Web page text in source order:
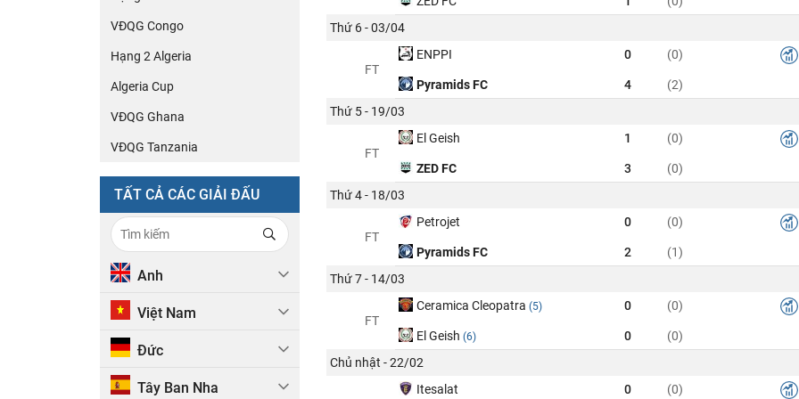
VĐQG Congo
Hạng 2 Algeria
Algeria Cup
VĐQG Ghana
VĐQG Tanzania
TẤT CẢ CÁC GIẢI ĐẤU
Anh
Việt Nam
Đức
Tây Ban Nha
Thứ 6 - 03/04
FT
ENPPI 0 (0)
Pyramids FC 4
(2)
Thứ 5 - 19/03
FT
El Geish 1 (0)
ZED FC 3
(0)
Thứ 4 - 18/03
FT
Petrojet 0 (0)
Pyramids FC 2
(1)
Thứ 7 - 14/03
FT
Ceramica Cleopatra (5) 0 (0)
El Geish (6) 0
(0)
Chủ nhật - 22/02
Itesalat 0 (0)